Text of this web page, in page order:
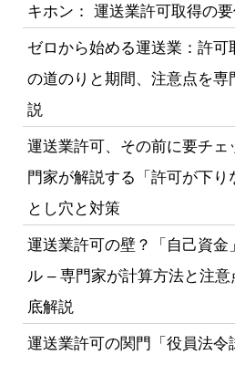
キホン： 運送業許可取得の
ゼロから始める運送業：許可
の道のりと期間、注意点を専
説
運送業許可、その前に要チェ
門家が解説する「許可が下り
とし穴と対策
運送業許可の壁？「自己資金
ル – 専門家が計算方法と注意
底解説
運送業許可の関門「役員法令